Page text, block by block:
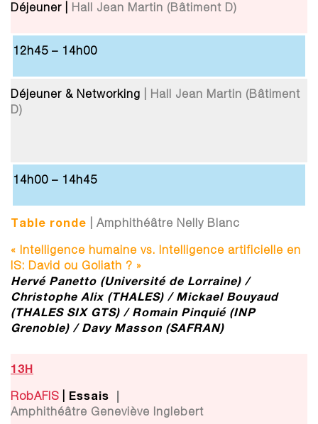
Déjeuner | Hall Jean Martin (Bâtiment D)
12h45 – 14h00
Déjeuner & Networking
| Hall Jean Martin (Bâtiment
D)
14h00 – 14h45
Table ronde | Amphithéâtre Nelly Blanc
« Intelligence humaine vs. Intelligence artificielle en
IS: David ou Goliath ? »
Hervé Panetto (Université de Lorraine) /
Christophe Alix (THALES) / Mickael Bouyaud
(THALES SIX GTS) / Romain Pinquié (INP
Grenoble) / Davy Masson (SAFRAN)
13H
RobAFIS Essais |
Amphithéâtre Geneviève Inglebert